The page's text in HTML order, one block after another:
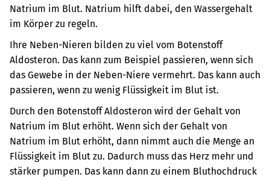
Natrium im Blut. Natrium hilft dabei, den Wassergehalt
im Körper zu regeln.
Ihre Neben-Nieren bilden zu viel vom Botenstoff
Aldosteron. Das kann zum Beispiel passieren, wenn sich
das Gewebe in der Neben-Niere vermehrt. Das kann auch
passieren, wenn zu wenig Flüssigkeit im Blut ist.
Durch den Botenstoff Aldosteron wird der Gehalt von
Natrium im Blut erhöht. Wenn sich der Gehalt von
Natrium im Blut erhöht, dann nimmt auch die Menge an
Flüssigkeit im Blut zu. Dadurch muss das Herz mehr und
stärker pumpen. Das kann dann zu einem Bluthochdruck